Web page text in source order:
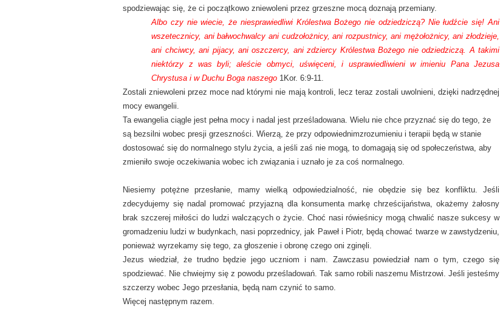
spodziewając się, że ci początkowo zniewoleni przez grzeszne mocą doznają przemiany.
Albo czy nie wiecie, że niesprawiedliwi Królestwa Bożego nie odziedziczą? Nie łudźcie się! Ani
wszetecznicy, ani bałwochwalcy ani cudzołożnicy, ani rozpustnicy, ani mężołożnicy, ani złodzieje,
ani chciwcy, ani pijacy, ani oszczercy, ani zdziercy Królestwa Bożego nie odziedziczą. A takimi
niektórzy z was byli; aleście obmyci, uświęceni, i usprawiedliwieni w imieniu Pana Jezusa
Chrystusa i w Duchu Boga naszego 1Kor. 6:9-11.
Zostali zniewoleni przez moce nad którymi nie mają kontroli, lecz teraz zostali uwolnieni, dzięki nadrzędnej
mocy ewangelii.
Ta ewangelia ciągle jest pełna mocy i nadal jest prześladowana. Wielu nie chce przyznać się do tego, że
są bezsilni wobec presji grzeszności. Wierzą, że przy odpowiednimzrozumieniu i terapii będą w stanie
dostosować się do normalnego stylu życia, a jeśli zaś nie mogą, to domagają się od społeczeństwa, aby
zmieniło swoje oczekiwania wobec ich związania i uznało je za coś normalnego.
Niesiemy potężne przesłanie, mamy wielką odpowiedzialność, nie obędzie się bez konfliktu. Jeśli
zdecydujemy się nadal promować przyjazną dla konsumenta markę chrześcijaństwa, okażemy żałosny
brak szczerej miłości do ludzi walczących o życie. Choć nasi rówieśnicy mogą chwalić nasze sukcesy w
gromadzeniu ludzi w budynkach, nasi poprzednicy, jak Paweł i Piotr, będą chować twarze w zawstydzeniu,
ponieważ wyrzekamy się tego, za głoszenie i obronę czego oni zginęli.
Jezus wiedział, że trudno będzie jego uczniom i nam. Zawczasu powiedział nam o tym, czego się
spodziewać. Nie chwiejmy się z powodu prześladowań. Tak samo robili naszemu Mistrzowi. Jeśli jesteśmy
szczerzy wobec Jego przesłania, będą nam czynić to samo.
Więcej następnym razem.